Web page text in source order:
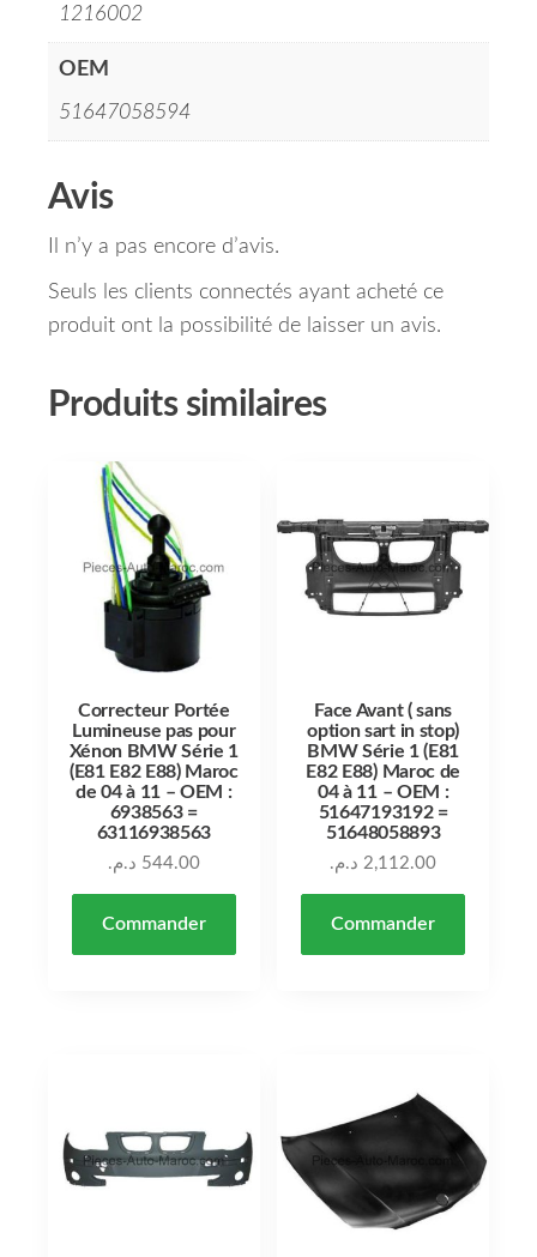
1216002
OEM
51647058594
Avis
Il n’y a pas encore d’avis.
Seuls les clients connectés ayant acheté ce
produit ont la possibilité de laisser un avis.
Produits similaires
Correcteur Portée
Lumineuse pas pour
Xénon BMW Série 1
(E81 E82 E88) Maroc
de 04 à 11 – OEM :
6938563 =
63116938563
544.00 د.م.
Commander
Face Avant ( sans
option sart in stop)
BMW Série 1 (E81
E82 E88) Maroc de
04 à 11 – OEM :
51647193192 =
51648058893
2,112.00 د.م.
Commander